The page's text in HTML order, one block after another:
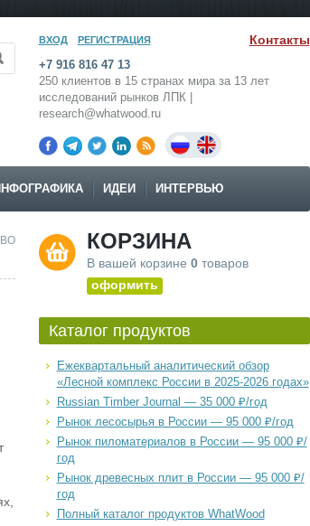
ВХОД РЕГИСТРАЦИЯ Контакты
+7 916 816 47 13
250 клиентов в 15 странах мира за 13 лет
исследований рынков ЛПК |
research@whatwood.ru
ИДЕИ ИНТЕРВЬЮ
КОРЗИНА
В вашей корзине 0товаров
оформить
Каталог продуктов
Ежеквартальный аналитический обзор
«Лесной комплекс России в 2025-2026 годах»
Russian Timber Journal — 35 000 ₽/год
Рынок лесосырья в России — 95 000 ₽/год
Рынок пиломатериалов в России — 95 000 ₽/
год
Рынок древесных плит в России — 95 000 ₽/
год
Полный каталог продуктов WhatWood